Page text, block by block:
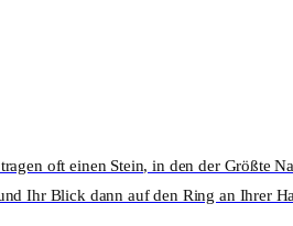
oft einen Stein, in den der Größte
Ihr Blick dann auf den Ring an Ihrer